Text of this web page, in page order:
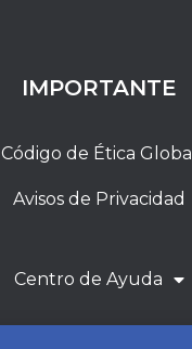
IMPORTANTE
Código de Ética Global
Avisos de Privacidad
Centro de Ayuda